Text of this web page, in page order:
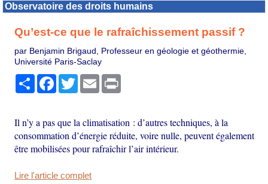
Observatoire des droits humains
Qu’est-ce que le rafraîchissement passif ?
par Benjamin Brigaud, Professeur en géologie et géothermie,
Université Paris-Saclay
PartagerFacebook
TwitterEmail
Il n’y a pas que la climatisation : d’autres techniques, à la
consommation d’énergie réduite, voire nulle, peuvent également
être mobilisées pour rafraîchir l’air intérieur.
Lire l'article complet